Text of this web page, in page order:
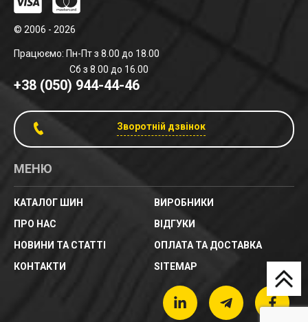
© 2006 - 2026
Працюємо: Пн-Пт з 8.00 до 18.00
Сб з 8.00 до 16.00
+38 (050) 944-44-46
Зворотній дзвінок
МЕНЮ
КАТАЛОГ ШИН
ВИРОБНИКИ
ПРО НАС
ВІДГУКИ
НОВИНИ ТА СТАТТІ
ОПЛАТА ТА ДОСТАВКА
КОНТАКТИ
SITEMAP